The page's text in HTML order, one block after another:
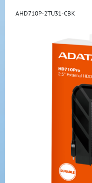
AHD710P-2TU31-CBK